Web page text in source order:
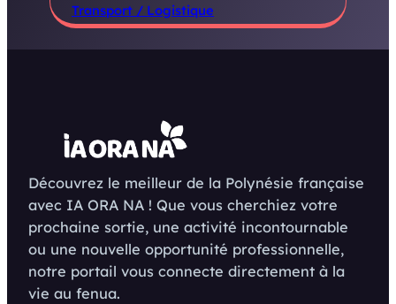
Transport / Logistique
Découvrez le meilleur de la Polynésie française
avec IA ORA NA ! Que vous cherchiez votre
prochaine sortie, une activité incontournable
ou une nouvelle opportunité professionnelle,
notre portail vous connecte directement à la
vie au fenua.